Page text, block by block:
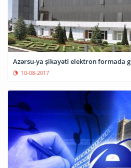
Azərsu-ya şikayəti elektron formada
10-08-2017